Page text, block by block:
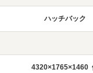
ハッチバック
4320×1765×1460